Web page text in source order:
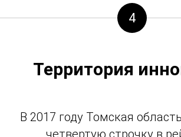
4
Территория
В 2017 году Томская
четвертую строчку в